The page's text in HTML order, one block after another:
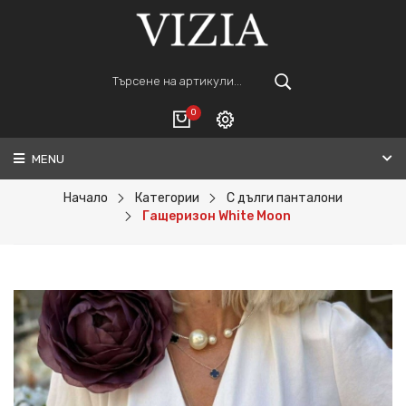
0
ВАШАТА КОЛИЧКА Е ПРАЗНА.
ПОРЪЧАЙ
Регистрация
MENU
Начало Категории
С дълги панталони
Гащеризон White Moon